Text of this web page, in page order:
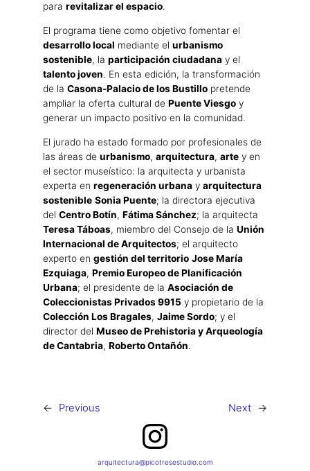
pararevitalizar el espacio.
El programa tiene como objetivo fomentar el
desarrollo local mediante elurbanismo
sostenible, laparticipación ciudadana y el
talento joven. En esta edición, la transformación
de laCasona-Palacio de los Bustillo pretende
ampliar la oferta cultural dePuente Viesgo y
generar un impacto positivo en la comunidad.
El jurado ha estado formado por profesionales de
las áreas deurbanismo,arquitectura,arte y en
el sector museístico: la arquitecta y urbanista
experta enregeneración urbana yarquitectura
sostenible Sonia Puente; la directora ejecutiva
delCentro Botín,Fátima Sánchez; la arquitecta
Teresa Táboas, miembro del Consejo de laUnión
Internacional de Arquitectos; el arquitecto
experto engestión del territorio Jose María
Ezquiaga,Premio Europeo de Planificación
Urbana; el presidente de laAsociación de
Coleccionistas Privados 9915 y propietario de la
Colección Los Bragales,Jaime Sordo; y el
director delMuseo de Prehistoria y Arqueología
de Cantabria,Roberto Ontañón.
← Previous Next →
Instagram
arquitectura@picotresestudio.com